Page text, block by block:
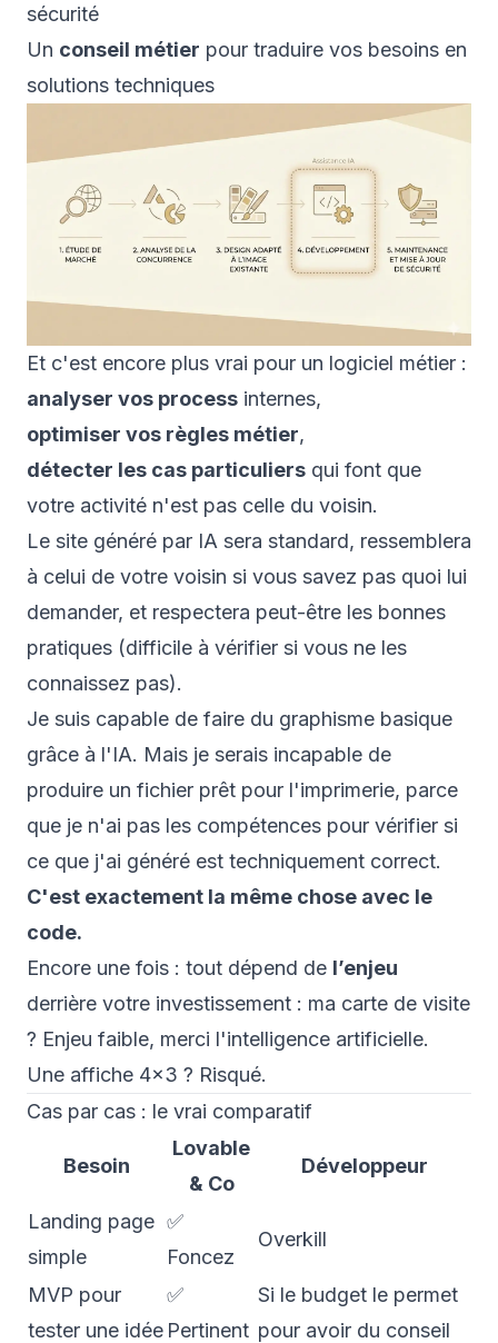
sécurité
Un conseil métier pour traduire vos besoins en
solutions techniques
Et c'est encore plus vrai pour un logiciel métier :
analyser vos process internes,
optimiser vos règles métier,
détecter les cas particuliers qui font que
votre activité n'est pas celle du voisin.
Le site généré par IA sera standard, ressemblera
à celui de votre voisin si vous savez pas quoi lui
demander, et respectera peut-être les bonnes
pratiques (difficile à vérifier si vous ne les
connaissez pas).
Je suis capable de faire du graphisme basique
grâce à l'IA. Mais je serais incapable de
produire un fichier prêt pour l'imprimerie, parce
que je n'ai pas les compétences pour vérifier si
ce que j'ai généré est techniquement correct.
C'est exactement la même chose avec le
code.
Encore une fois : tout dépend de l’enjeu
derrière votre investissement : ma carte de visite
? Enjeu faible, merci l'intelligence artificielle.
Une affiche 4x3 ? Risqué.
Cas par cas : le vrai comparatif
Besoin
Lovable
& Co
Développeur
Landing page
simple
✅
Foncez
Overkill
MVP pour
tester une idée
✅
Pertinent
Si le budget le permet
pour avoir du conseil